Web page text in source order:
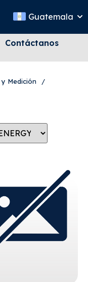
Guatemala
Contáctanos
Medición
/